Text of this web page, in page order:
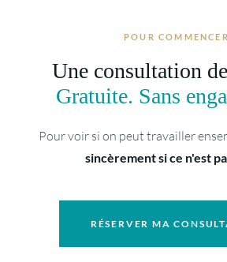
POUR COMMENCER
Une consultation
Gratuite. Sans
Pour voir si on peut travailler
sincèrement si ce n'est
RÉSERVER MA